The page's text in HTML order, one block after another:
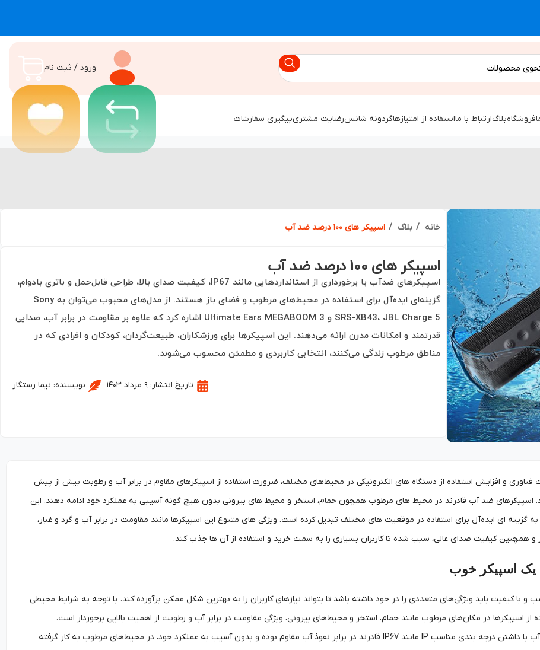
ورود / ثبت نام
فروشگاهبلاگارتباط با مااستفاده از امتیازهاگردونه شانسرضایت مشتریپیگیری سفارشات
خانه بلاگ اسپیکر های ۱۰۰ درصد ضد آب
اسپیکر های ۱۰۰ درصد ضد آب
اسپیکرهای ضدآب با برخورداری از استانداردهایی مانند IP67، کیفیت صدای بالا، طراحی قابل‌حمل و باتری بادوام،
گزینه‌ای ایده‌آل برای استفاده در محیط‌های مرطوب و فضای باز هستند. از مدل‌های محبوب می‌توان به Sony
SRS-XB43، JBL Charge 5 و Ultimate Ears MEGABOOM 3 اشاره کرد که علاوه بر مقاومت در برابر آب، صدایی
قدرتمند و امکانات مدرن ارائه می‌دهند. این اسپیکرها برای ورزشکاران، طبیعت‌گردان، کودکان و افرادی که در
مناطق مرطوب زندگی می‌کنند، انتخابی کاربردی و مطمئن محسوب می‌شوند.
تاریخ انتشار: ۹ مرداد ۱۴۰۳ نویسنده: نیما رستگار
فناوری و افزایش استفاده از دستگاه های الکترونیکی در محیط‌های مختلف، ضرورت استفاده از اسپیکرهای مقاوم در برابر آب و رطوبت بیش از پیش
ضد آب قادرند در محیط های مرطوب همچون حمام، استخر و محیط های بیرونی بدون هیچ گونه آسیبی به عملکرد خود ادامه دهند. این
به گزینه ای ایده‌آل برای استفاده در موقعیت های مختلف تبدیل کرده است. ویژگی های متنوع این اسپیکرها مانند مقاومت در برابر آب و گرد و غبار،
همچنین کیفیت صدای عالی، سبب شده تا کاربران بسیاری را به سمت خرید و استفاده از آن ها جذب کند.
یک اسپیکر خوب
و با کیفیت باید ویژگی‌های متعددی را در خود داشته باشد تا بتواند نیازهای کاربران را به بهترین شکل ممکن برآورده کند. با توجه به شرایط محیطی
از اسپیکرها در مکان‌های مرطوب مانند حمام، استخر و محیط‌های بیرونی، ویژگی مقاومت در برابر آب و رطوبت از اهمیت بالایی برخوردار است.
اسپیکرهای ضد آب با داشتن درجه‌ بندی مناسب IP مانند IP67 قادرند در برابر نفوذ آب مقاوم بوده و بدون آسیب به عملکرد خود، در محیط‌های مرطوب به کار گرفته